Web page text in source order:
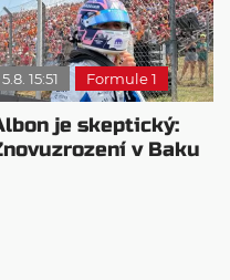
5.8. 15:51 Formule 1
je skeptický:
v Baku